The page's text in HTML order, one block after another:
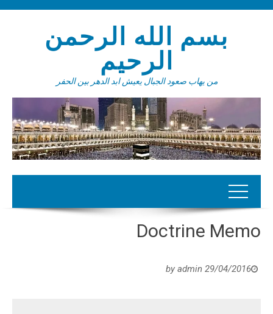
بسم الله الرحمن
الرحيم
من يهاب صعود الجبال يعيش ابد الدهر بين الحفر
Doctrine Memo
29/04/2016
admin